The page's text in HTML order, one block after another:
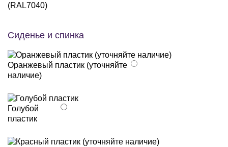
(RAL7040)
Сиденье и спинка
Оранжевый пластик (уточняйте
наличие)
Голубой
пластик